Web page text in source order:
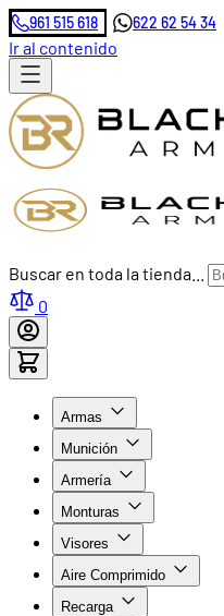
961 515 618 622 62 54 34
Ir al contenido
Buscar en toda la tienda...
0
Armas
Munición
Armería
Monturas
Visores
Aire Comprimido
Recarga